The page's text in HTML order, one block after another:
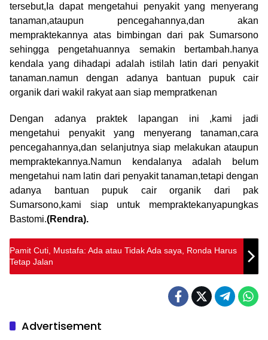
tersebut,Ia dapat mengetahui penyakit yang menyerang
tanaman,ataupun pencegahannya,dan akan
mempraktekannya atas bimbingan dari pak Sumarsono
sehingga pengetahuannya semakin bertambah.hanya
kendala yang dihadapi adalah istilah latin dari penyakit
tanaman.namun dengan adanya bantuan pupuk cair
organik dari wakil rakyat aan siap mempratkenan
Dengan adanya praktek lapangan ini ,kami jadi
mengetahui penyakit yang menyerang tanaman,cara
pencegahannya,dan selanjutnya siap melakukan ataupun
mempraktekannya.Namun kendalanya adalah belum
mengetahui nam latin dari penyakit tanaman,tetapi dengan
adanya bantuan pupuk cair organik dari pak
Sumarsono,kami siap untuk mempraktekanyapungkas
Bastomi.(Rendra).
Pamit Cuti, Mustafa: Ada atau Tidak Ada saya, Ronda Harus
Tetap Jalan
Advertisement